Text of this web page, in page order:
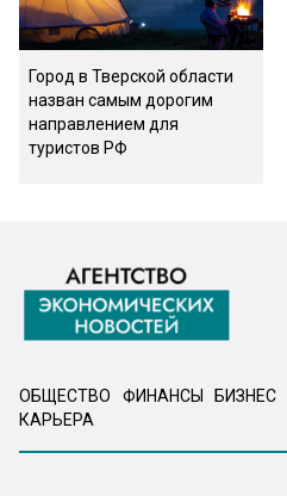
Город в Тверской области
назван самым дорогим
направлением для
туристов РФ
ОБЩЕСТВО ФИНАНСЫ БИЗНЕС
КАРЬЕРА